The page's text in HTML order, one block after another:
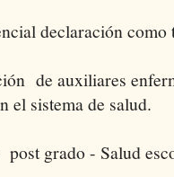
declaración como
de auxiliares
el sistema de salud.
post grado - Salud